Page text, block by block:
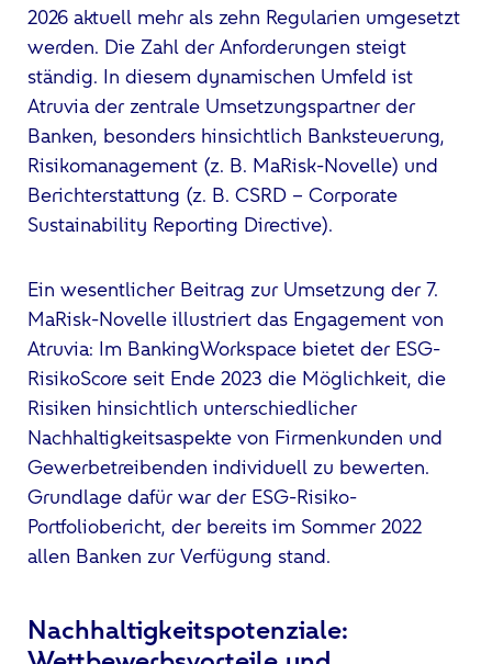
2026 aktuell mehr als zehn Regularien umgesetzt
werden. Die Zahl der Anforderungen steigt
ständig. In diesem dynamischen Umfeld ist
Atruvia der zentrale Umsetzungspartner der
Banken, besonders hinsichtlich Banksteuerung,
Risikomanagement (z. B. MaRisk-Novelle) und
Berichterstattung (z. B. CSRD – Corporate
Sustainability Reporting Directive).
Ein wesentlicher Beitrag zur Umsetzung der 7.
MaRisk-Novelle illustriert das Engagement von
Atruvia: Im BankingWorkspace bietet der ESG-
RisikoScore seit Ende 2023 die Möglichkeit, die
Risiken hinsichtlich unterschiedlicher
Nachhaltigkeitsaspekte von Firmenkunden und
Gewerbetreibenden individuell zu bewerten.
Grundlage dafür war der ESG-Risiko-
Portfoliobericht, der bereits im Sommer 2022
allen Banken zur Verfügung stand.
Nachhaltigkeitspotenziale: